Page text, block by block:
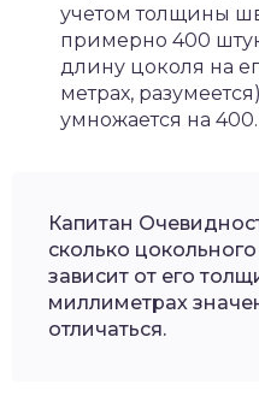
учетом толщины
примерно 400
длину цоколя на
метрах,
умножается на 400.
Капитан
сколько
зависит от его
миллиметрах
отличаться.